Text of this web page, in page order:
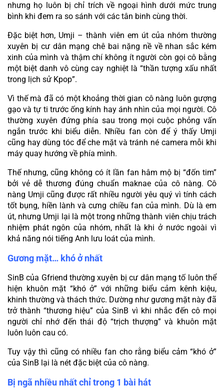
nhưng họ luôn bị chỉ trích về ngoại hình dưới mức trung
bình khi đem ra so sánh với các tân binh cùng thời.
Đặc biệt hơn, Umji – thành viên em út của nhóm thường
xuyên bị cư dân mạng chê bai nặng nề về nhan sắc kém
xinh của mình và thậm chí không ít người còn gọi cô bằng
một biệt danh vô cùng cay nghiệt là “thần tượng xấu nhất
trong lịch sử Kpop”.
Vì thế mà đã có một khoảng thời gian cô nàng luôn gượng
gạo và tự ti trước ống kính hay ánh nhìn của mọi người. Cô
thường xuyên đứng phía sau trong mọi cuộc phỏng vấn
ngắn trước khi biểu diễn. Nhiều fan còn để ý thấy Umji
cũng hay dùng tóc để che mặt và tránh né camera mỗi khi
máy quay hướng về phía mình.
Thế nhưng, cũng không có ít lần fan hâm mộ bị “đốn tim”
bởi vẻ dễ thương đúng chuẩn maknae của cô nàng. Cô
nàng Umji cũng được rất nhiều người yêu quý vì tính cách
tốt bụng, hiền lành và cưng chiều fan của mình. Dù là em
út, nhưng Umji lại là một trong những thành viên chịu trách
nhiệm phát ngôn của nhóm, nhất là khi ở nước ngoài vì
khả năng nói tiếng Anh lưu loát của mình.
Gương mặt… khó ở nhất
SinB của Gfriend thường xuyên bị cư dân mạng tố luôn thể
hiện khuôn mặt “khó ở” với những biểu cảm kênh kiệu,
khinh thường và thách thức. Dường như gương mặt này đã
trở thành “thương hiệu” của SinB vì khi nhắc đến cô mọi
người chỉ nhớ đến thái độ “trịch thượng” và khuôn mặt
luôn luôn cau có.
Tuy vậy thì cũng có nhiều fan cho rằng biểu cảm “khó ở”
của SinB lại là nét đặc biệt của cô nàng.
Bị ngã nhiều nhất chỉ trong 1 bài hát